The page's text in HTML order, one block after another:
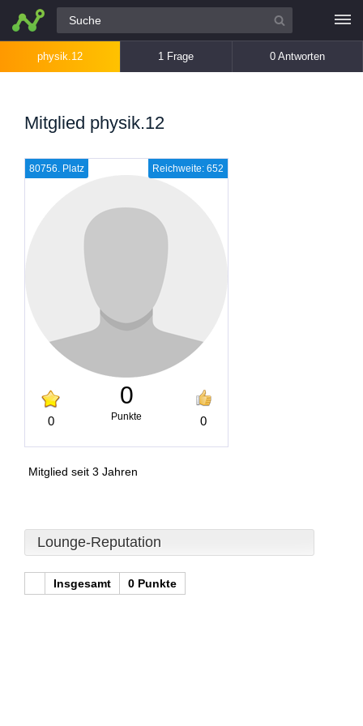
Alle Fragen
physik.12 1 Frage 0 Antworten
Mitglied physik.12
Reichweite: 652
80756. Platz
0
0
Punkte 0
Mitglied seit 3 Jahren
Lounge-Reputation
Insgesamt 0 Punkte